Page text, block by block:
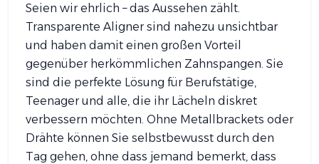
Seien wir ehrlich – das Aussehen zählt.
Transparente Aligner sind nahezu unsichtbar
und haben damit einen großen Vorteil
gegenüber herkömmlichen Zahnspangen. Sie
sind die perfekte Lösung für Berufstätige,
Teenager und alle, die ihr Lächeln diskret
verbessern möchten. Ohne Metallbrackets oder
Drähte können Sie selbstbewusst durch den
Tag gehen, ohne dass jemand bemerkt, dass